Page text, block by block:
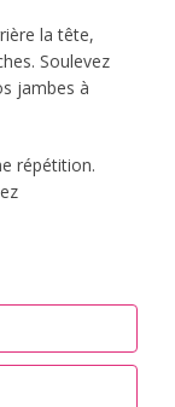
la tête,
Soulevez
jambes à
répétition.